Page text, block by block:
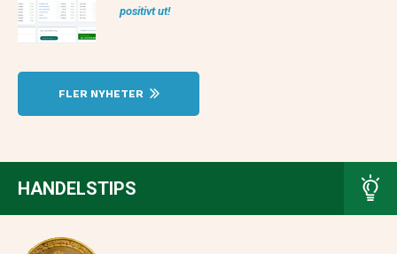
positivt ut!
FLER NYHETER
HANDELSTIPS